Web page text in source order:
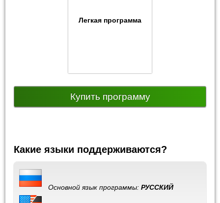
Легкая программа
Купить программу
Какие языки поддерживаются?
Основной язык программы:РУССКИЙ